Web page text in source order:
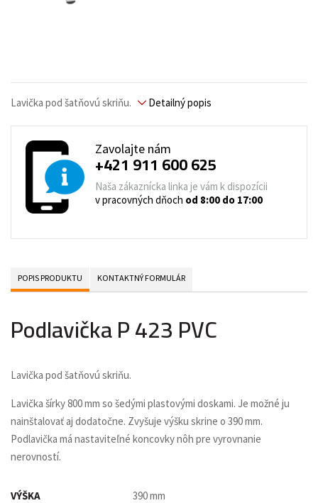
Lavička pod šatňovú skriňu. Detailný popis
Zavolajte nám
+421 911 600 625
Naša zákaznícka linka je vám k dispozícii
v pracovných dňoch od 8:00 do 17:00
POPIS PRODUKTU KONTAKTNÝ FORMULÁR
Podlavička P 423 PVC
Lavička pod šatňovú skriňu.
Lavička šírky 800 mm so šedými plastovými doskami. Je možné ju
nainštalovať aj dodatočne. Zvyšuje výšku skrine o 390 mm.
Podlavička má nastaviteľné koncovky nôh pre vyrovnanie
nerovností.
VÝŠKA 390 mm